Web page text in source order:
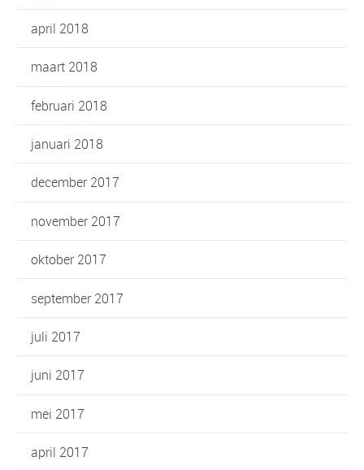
april 2018
maart 2018
februari 2018
januari 2018
december 2017
november 2017
oktober 2017
september 2017
juli 2017
juni 2017
mei 2017
april 2017